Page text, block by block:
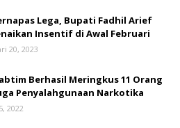
Lega, Bupati Fadhil Arief
Insentif di Awal Februari
20, 2023
Berhasil Meringkus 11 Orang
Penyalahgunaan Narkotika
2022